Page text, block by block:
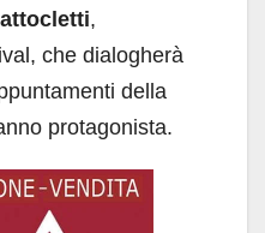
,
che dialogherà
della
protagonista.